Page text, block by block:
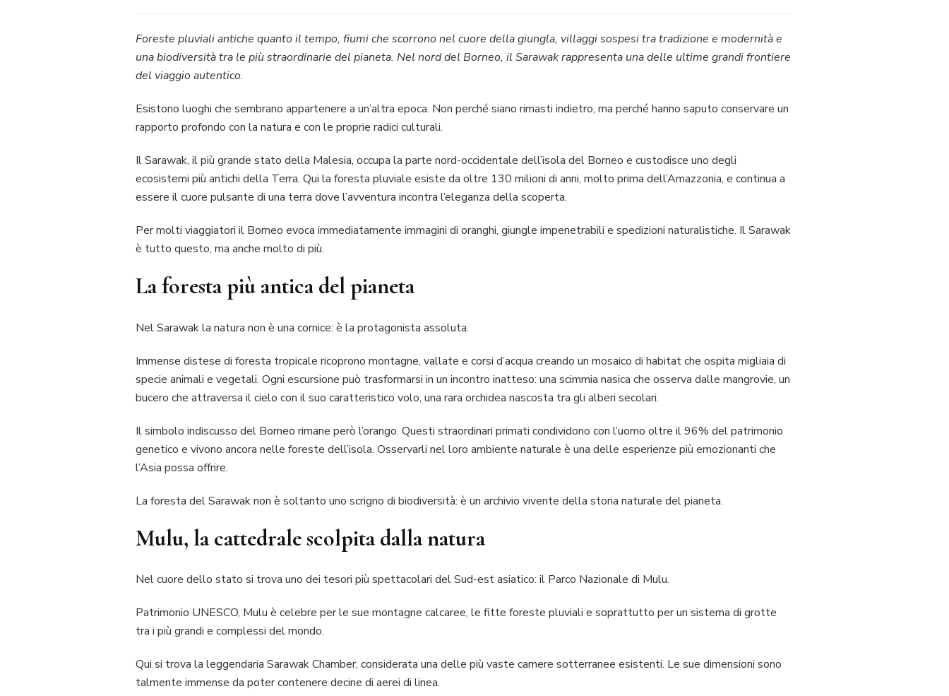
Foreste pluviali antiche quanto il tempo, fiumi che scorrono nel cuore della giungla, villaggi sospesi tra tradizione e modernità e
una biodiversità tra le più straordinarie del pianeta. Nel nord del Borneo, il Sarawak rappresenta una delle ultime grandi frontiere
del viaggio autentico.
Esistono luoghi che sembrano appartenere a un’altra epoca. Non perché siano rimasti indietro, ma perché hanno saputo conservare un
rapporto profondo con la natura e con le proprie radici culturali.
Il Sarawak, il più grande stato della Malesia, occupa la parte nord-occidentale dell’isola del Borneo e custodisce uno degli
ecosistemi più antichi della Terra. Qui la foresta pluviale esiste da oltre 130 milioni di anni, molto prima dell’Amazzonia, e continua a
essere il cuore pulsante di una terra dove l’avventura incontra l’eleganza della scoperta.
Per molti viaggiatori il Borneo evoca immediatamente immagini di oranghi, giungle impenetrabili e spedizioni naturalistiche. Il Sarawak
è tutto questo, ma anche molto di più.
La foresta più antica del pianeta
Nel Sarawak la natura non è una cornice: è la protagonista assoluta.
Immense distese di foresta tropicale ricoprono montagne, vallate e corsi d’acqua creando un mosaico di habitat che ospita migliaia di
specie animali e vegetali. Ogni escursione può trasformarsi in un incontro inatteso: una scimmia nasica che osserva dalle mangrovie, un
bucero che attraversa il cielo con il suo caratteristico volo, una rara orchidea nascosta tra gli alberi secolari.
Il simbolo indiscusso del Borneo rimane però l’orango. Questi straordinari primati condividono con l’uomo oltre il 96% del patrimonio
genetico e vivono ancora nelle foreste dell’isola. Osservarli nel loro ambiente naturale è una delle esperienze più emozionanti che
l’Asia possa offrire.
La foresta del Sarawak non è soltanto uno scrigno di biodiversità: è un archivio vivente della storia naturale del pianeta.
Mulu, la cattedrale scolpita dalla natura
Nel cuore dello stato si trova uno dei tesori più spettacolari del Sud-est asiatico: il Parco Nazionale di Mulu.
Patrimonio UNESCO, Mulu è celebre per le sue montagne calcaree, le fitte foreste pluviali e soprattutto per un sistema di grotte
tra i più grandi e complessi del mondo.
Qui si trova la leggendaria Sarawak Chamber, considerata una delle più vaste camere sotterranee esistenti. Le sue dimensioni sono
talmente immense da poter contenere decine di aerei di linea.